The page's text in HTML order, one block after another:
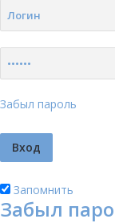
Забыл пароль
Запомнить
Забыл